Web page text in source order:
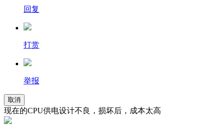
回复
打赏
举报
取消
现在的CPU供电设计不良，损坏后，成本太高